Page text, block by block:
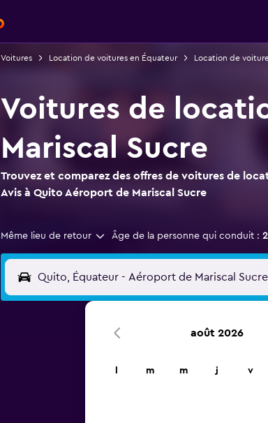
Voitures Location de voitures en Équateur Location de
Voitures de
Mariscal Sucre
Trouvez et comparez des offres de voitures de
Avis à Quito Aéroport de Mariscal Sucre
Même lieu de retour Âge de la personne qui conduit :
août 2026
m m j v